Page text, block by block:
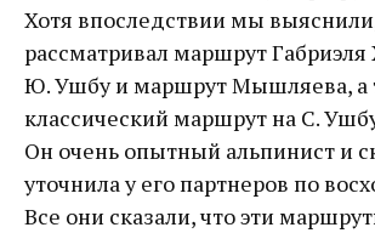
Хотя впоследствии мы
рассматривал маршрут Габриэля
Ю. Ушбу и маршрут Мышляева, а
классический маршрут на С.
Он очень опытный альпинист и
уточнила у его партнеров по
Все они сказали, что эти